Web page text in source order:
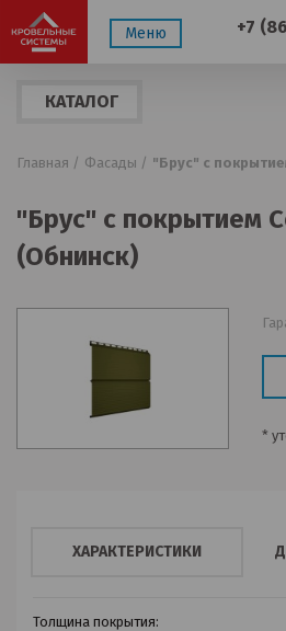
Меню +7
КАТАЛОГ
Главная / Фасады / "Брус" с
"Брус" с покрытием
(Обнинск)
*
ХАРАКТЕРИСТИКИ
Толщина покрытия: